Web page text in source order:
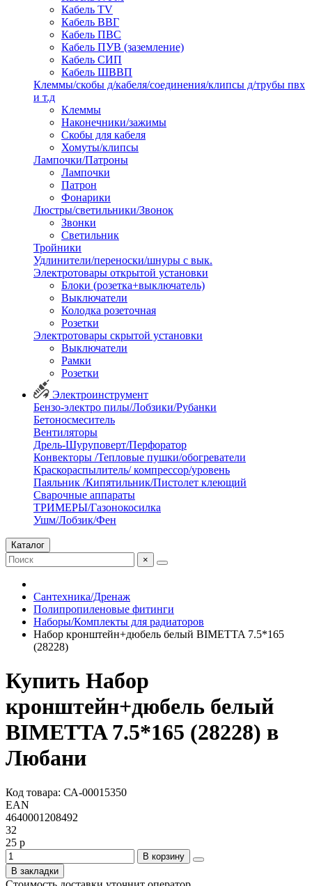
Кабель TV
Кабель ВВГ
Кабель ПВС
Кабель ПУВ (заземление)
Кабель СИП
Кабель ШВВП
Клеммы/скобы д/кабеля/соединения/клипсы д/трубы пвх
и т.д
Клеммы
Наконечники/зажимы
Скобы для кабеля
Хомуты/клипсы
Лампочки/Патроны
Лампочки
Патрон
Фонарики
Люстры/светильники/Звонок
Звонки
Светильник
Тройники
Удлинители/переноски/шнуры с вык.
Электротовары открытой установки
Блоки (розетка+выключатель)
Выключатели
Колодка розеточная
Розетки
Электротовары скрытой установки
Выключатели
Рамки
Розетки
Электроинструмент
Бензо-электро пилы/Лобзики/Рубанки
Бетоносмеситель
Вентиляторы
Дрель-Шуруповерт/Перфоратор
Конвекторы /Тепловые пушки/обогреватели
Краскораспылитель/ компрессор/уровень
Паяльник /Кипятильник/Пистолет клеющий
Сварочные аппараты
ТРИМЕРЫ/Газонокосилка
Ушм/Лобзик/Фен
Каталог
×
Сантехника/Дренаж
Полипропиленовые фитинги
Наборы/Комплекты для радиаторов
Набор кронштейн+дюбель белый BIMETTA 7.5*165
(28228)
Купить Набор
кронштейн+дюбель белый
BIMETTA 7.5*165 (28228) в
Любани
Код товара: СА-00015350
EAN
4640001208492
32
25 р
В корзину
В закладки